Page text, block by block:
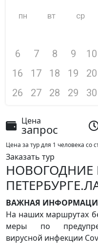
пн вт ср
6
7 8 9 10
16
17 18 19 20
26
27 28 29 30
Цена
запрос
Цена за тур для 1 человека
Заказать тур
НОВОГОДНИЕ
ВАЖНАЯ
На наших маршрутах
меры по
вирусной инфекции